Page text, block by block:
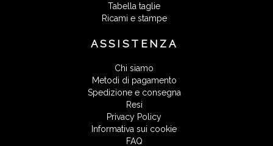
Tabella taglie
Ricami e stampe
ASSISTENZA
Chi siamo
Metodi di pagamento
Spedizione e consegna
Resi
Privacy Policy
Informativa sui cookie
FAQ